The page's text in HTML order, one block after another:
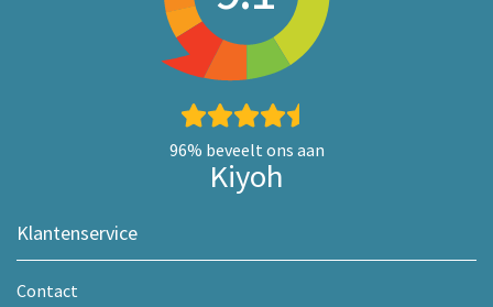
96% beveelt ons aan
Kiyoh
Klantenservice
Contact